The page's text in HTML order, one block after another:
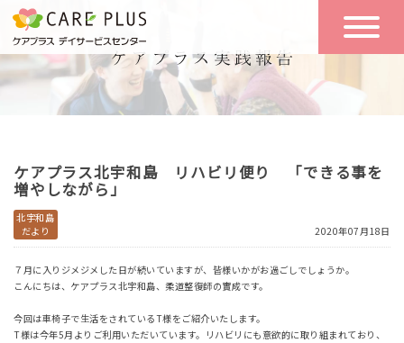
こんな方に
おすすめ
一日の流れ
一日体験
空き状況
ケアプラス北宇和島 リハビリ便り 「できる事を
増やしながら」
北宇和島
だより
2020年07月18日
７月に入りジメジメした日が続いていますが、皆様いかがお過ごしでしょうか。
こんにちは、ケアプラス北宇和島、柔道整復師の實成です。
今回は車椅子で生活をされているT様をご紹介いたします。
T様は今年5月よりご利用いただいています。リハビリにも意欲的に取り組まれており、